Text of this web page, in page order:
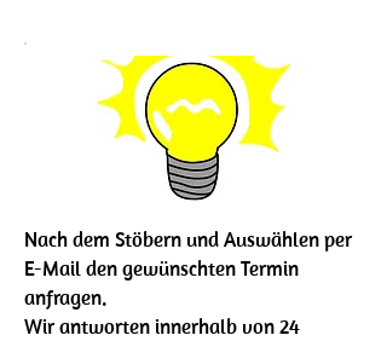
Nach dem Stöbern und Auswählen per
E-Mail den gewünschten Termin
anfragen.
Wir antworten innerhalb von 24